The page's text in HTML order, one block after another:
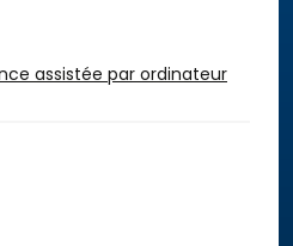
assistée par ordinateur